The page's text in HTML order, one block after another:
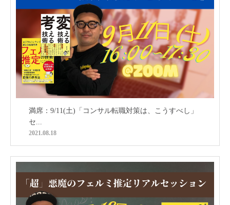
満席：9/11(土)「コンサル転職対策は、こうすべし」
セ...
2021.08.18